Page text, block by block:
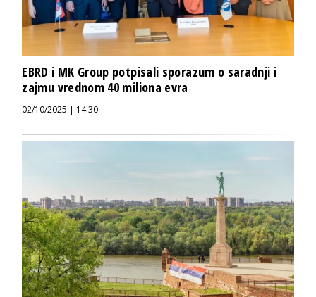
EBRD i MK Group potpisali sporazum o saradnji i
zajmu vrednom 40 miliona evra
02/10/2025 | 14:30